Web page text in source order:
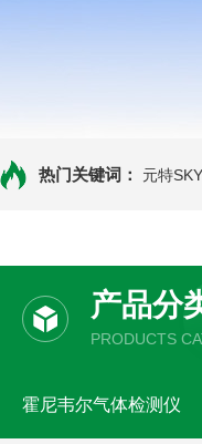
热门关键词： 元特
产品分
PRODUCTS
霍尼韦尔气体检测仪